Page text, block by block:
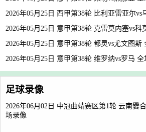
2026年05月25日 西甲第38轮 比利亚雷亚尔vs
2026年05月25日 意甲第38轮 克雷莫内塞vs科
2026年05月25日 意甲第38轮 都灵vs尤文图斯
2026年05月25日 意甲第38轮 维罗纳vs罗马 全
足球录像
2026年06月02日 中冠曲靖赛区第1轮 云南爨
场录像